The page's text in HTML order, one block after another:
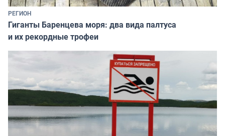
РЕГИОН
Гиганты Баренцева моря: два вида палтуса
и их рекордные трофеи